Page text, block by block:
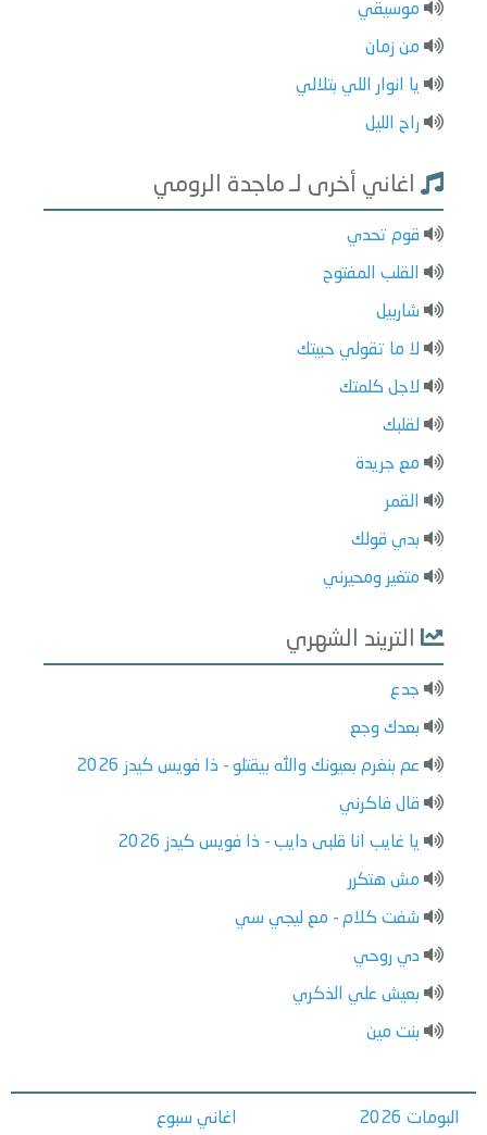
موسيقي
من زمان
يا انوار اللي بتلالي
راح الليل
اغاني أخرى لـ ماجدة الرومي
قوم تحدي
القلب المفتوح
شاربيل
لا ما تقولي حبيتك
لاجل كلمتك
لقلبك
مع جريدة
القمر
بدي قولك
متغير ومحيرني
التريند الشهري
جدع
بعدك وجع
عم بنغرم بعيونك والله بيقتلو - ذا فويس كيدز 2026
قال فاكرني
يا غايب انا قلبى دايب - ذا فويس كيدز 2026
مش هتكرر
شفت كلام - مع ليجي سي
دي روحي
بعيش علي الذكري
بنت مين
البومات 2026 اغاني سبوع